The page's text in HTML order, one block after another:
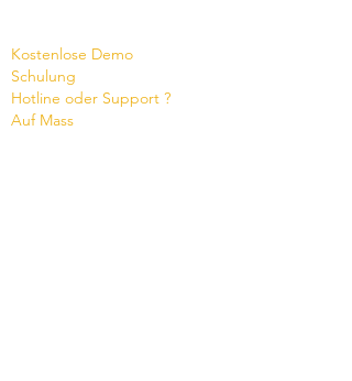
Kostenlose Demo
Schulung
Hotline oder Support ?
Auf Mass